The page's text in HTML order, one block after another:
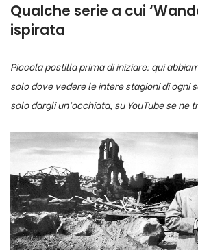
Qualche serie a cui
ispirata
Piccola postilla prima di iniziare: qui
solo dove vedere le intere stagioni di ogni
solo dargli un’occhiata, su YouTube se ne